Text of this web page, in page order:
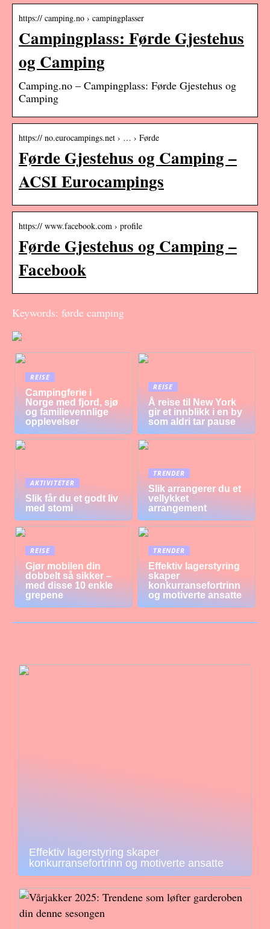
https:// camping.no › campingplasser
Campingplass: Førde Gjestehus
og Camping
Camping.no – Campingplass: Førde Gjestehus og
Camping
https:// no.eurocampings.net › … › Førde
Førde Gjestehus og Camping –
ACSI Eurocampings
https:// www.facebook.com › profile
Førde Gjestehus og Camping –
Facebook
Keywords: førde camping
REISE
Campingferie i
Norge med fjord, sjø
og familievennlige
opplevelser
REISE
Å reise til New York
gir et innblikk i en by
som aldri tar pause
AKTIVITETER
Slik får du et godt liv
med stomi
TRENDER
Slik arrangerer du et
vellykket
arrangement
REISE
Gjør mobilen din
dobbelt så sikker –
med disse 10 enkle
grepene
TRENDER
Effektiv lagerstyring
skaper
konkurransefortrinn
og motiverte ansatte
Effektiv lagerstyring skaper
konkurransefortrinn og motiverte ansatte